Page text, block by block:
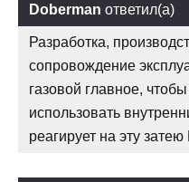
Doberman ответил(а)
Разработка,
сопровождение
газовой главное,
использовать
реагирует на эту